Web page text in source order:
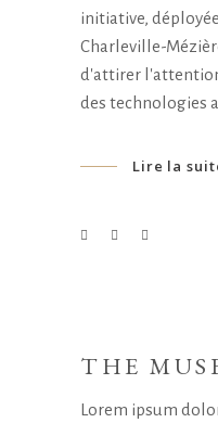
initiative,
Charleville-
d'attirer
des technologies
Lire la
THE
Lorem ipsum